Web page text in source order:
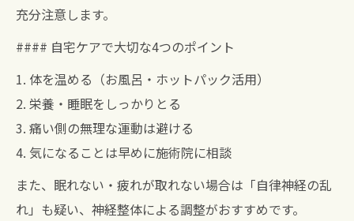
充分注意します。
#### 自宅ケアで大切な4つのポイント
1. 体を温める（お風呂・ホットパック活用）
2. 栄養・睡眠をしっかりとる
3. 痛い側の無理な運動は避ける
4. 気になることは早めに施術院に相談
また、眠れない・疲れが取れない場合は「自律神経の乱
れ」も疑い、神経整体による調整がおすすめです。